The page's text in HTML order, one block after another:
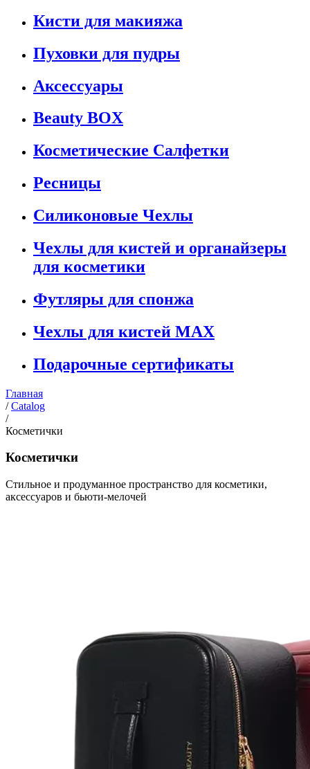
Кисти для макияжа
Пуховки для пудры
Аксессуары
Beauty BOX
Косметические Салфетки
Ресницы
Силиконовые Чехлы
Чехлы для кистей и органайзеры
для косметики
Футляры для спонжа
Чехлы для кистей MAX
Подарочные сертификаты
Главная
/Catalog
/
Косметички
Косметички
Стильное и продуманное пространство для косметики,
аксессуаров и бьюти-мелочей